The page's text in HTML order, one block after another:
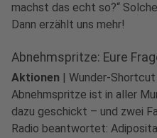
machst das echt so?“
Dann erzählt uns mehr!
Abnehmspritze: Eure
Aktionen | Wunder-
Abnehmspritze ist in aller
dazu geschickt – und zwei
Radio beantwortet: